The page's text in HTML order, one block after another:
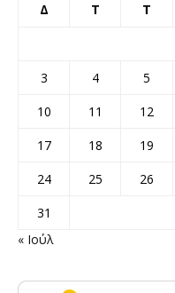
Δ Τ Τ
3
4 5
10
11 12
17
18 19
24
25 26
31
« Ιούλ